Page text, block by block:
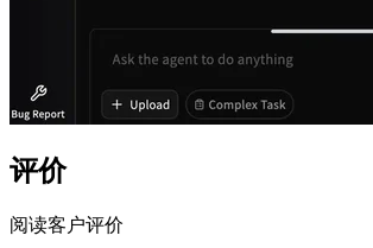
评价
阅读客户评价